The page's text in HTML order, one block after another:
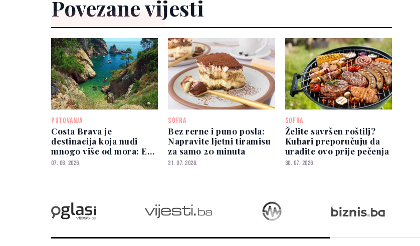
Povezane vijesti
PUTOVANJA
Costa Brava je
destinacija koja nudi
mnogo više od mora: Evo
zašto je sve popularnija
07. 08. 2026.
SOFRA
Bez rerne i puno posla:
Napravite ljetni tiramisu
za samo 20 minuta
31. 07. 2026.
SOFRA
Želite savršen roštilj?
Kuhari preporučuju da
uradite ovo prije pečenja
30. 07. 2026.